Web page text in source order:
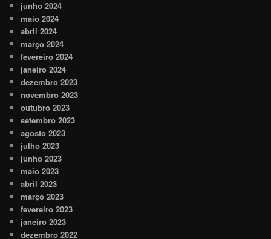
junho 2024
maio 2024
abril 2024
março 2024
fevereiro 2024
janeiro 2024
dezembro 2023
novembro 2023
outubro 2023
setembro 2023
agosto 2023
julho 2023
junho 2023
maio 2023
abril 2023
março 2023
fevereiro 2023
janeiro 2023
dezembro 2022